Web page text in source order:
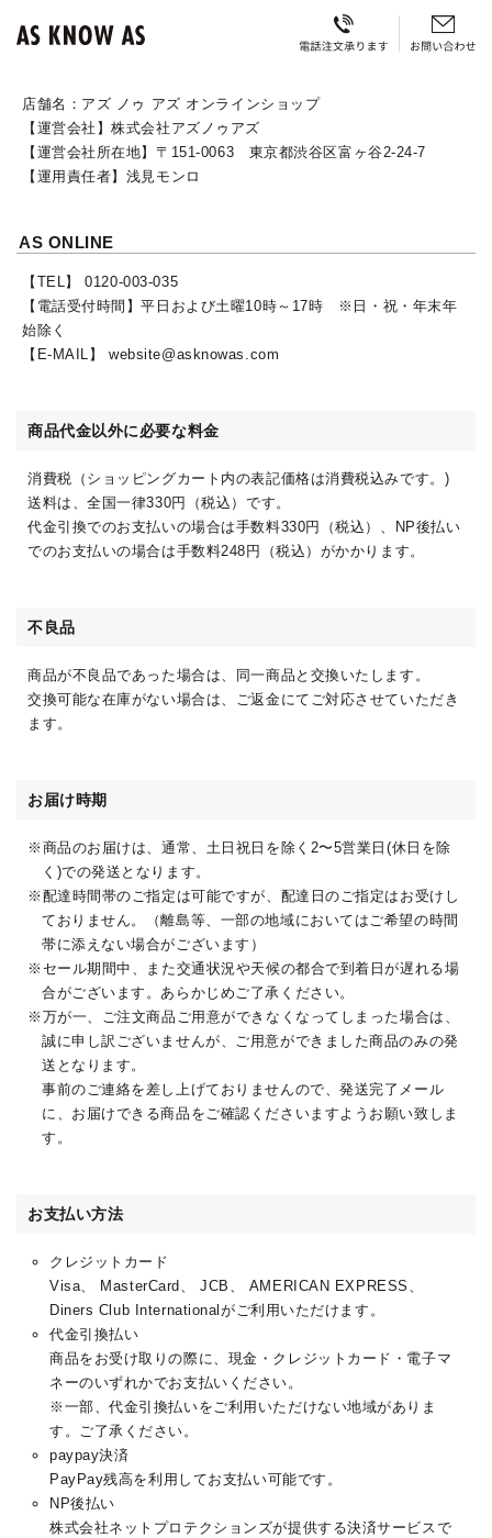
店舗名：アズ ノゥ アズ オンラインショップ
【運営会社】株式会社アズノゥアズ
【運営会社所在地】〒151-0063 東京都渋谷区富ヶ谷2-24-7
【運用責任者】浅見モンロ
AS ONLINE
【TEL】 0120-003-035
【電話受付時間】平日および土曜10時～17時 ※日・祝・年末年
始除く
【E-MAIL】 website@asknowas.com
商品代金以外に必要な料金
消費税（ショッピングカート内の表記価格は消費税込みです。)
送料は、全国一律330円（税込）です。
代金引換でのお支払いの場合は手数料330円（税込）、NP後払い
でのお支払いの場合は手数料248円（税込）がかかります。
不良品
商品が不良品であった場合は、同一商品と交換いたします。
交換可能な在庫がない場合は、ご返金にてご対応させていただき
ます。
お届け時期
商品のお届けは、通常、土日祝日を除く2〜5営業日(休日を除
く)での発送となります。
配達時間帯のご指定は可能ですが、配達日のご指定はお受けし
ておりません。（離島等、一部の地域においてはご希望の時間
帯に添えない場合がございます）
セール期間中、また交通状況や天候の都合で到着日が遅れる場
合がございます。あらかじめご了承ください。
万が一、ご注文商品ご用意ができなくなってしまった場合は、
誠に申し訳ございませんが、ご用意ができました商品のみの発
送となります。
事前のご連絡を差し上げておりませんので、発送完了メール
に、お届けできる商品をご確認くださいますようお願い致しま
す。
お支払い方法
クレジットカード
Visa、 MasterCard、 JCB、 AMERICAN EXPRESS、
Diners Club Internationalがご利用いただけます。
代金引換払い
商品をお受け取りの際に、現金・クレジットカード・電子マ
ネーのいずれかでお支払いください。
※一部、代金引換払いをご利用いただけない地域がありま
す。ご了承ください。
paypay決済
PayPay残高を利用してお支払い可能です。
NP後払い
株式会社ネットプロテクションズが提供する決済サービスで